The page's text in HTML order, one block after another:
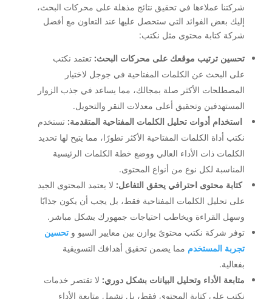
شركتنا عملاءها في تحقيق نتائج مذهلة على محركات البحث،
إليك بعض الفوائد التي ستحصل عليها عند التعاون مع أفضل
شركة كتابة محتوى مثل نكتب:
تحسين ترتيب موقعك على محركات البحث: تعتمد نكتب
على البحث عن الكلمات المفتاحية في جوجل لاختيار
المصطلحات الأكثر صلة بمجالك، مما يساعد في جذب الزوار
المستهدفين وتحقيق أعلى معدلات النقر والتحويل.
استخدام أدوات تحليل الكلمات المفتاحية المتقدمة: تستخدم
نكتب أداة الكلمات المفتاحية الأكثر تطورًا، مما يتيح لها تحديد
الكلمات ذات الأداء العالي ووضع خطة الكلمات الرئيسية
المناسبة لكل نوع من أنواع المحتوى.
كتابة محتوى احترافي يحقق التفاعل: لا يعتمد المحتوى الجيد
على تحليل الكلمات المفتاحية فقط، بل يجب أن يكون جذابًا
وسهل القراءة ويخاطب احتياجات جمهورك بشكل مباشر.
توفر شركة نكتب محتوىً يوازن بين معايير السيو و تحسين
تجربة المستخدم مما يضمن تحقيق أهدافك التسويقية
بفعالية.
متابعة الأداء وتحليل البيانات بشكل دوري: لا تقتصر خدمات
نكتب على كتابة المحتوى فقط، بل تشمل متابعة الأداء